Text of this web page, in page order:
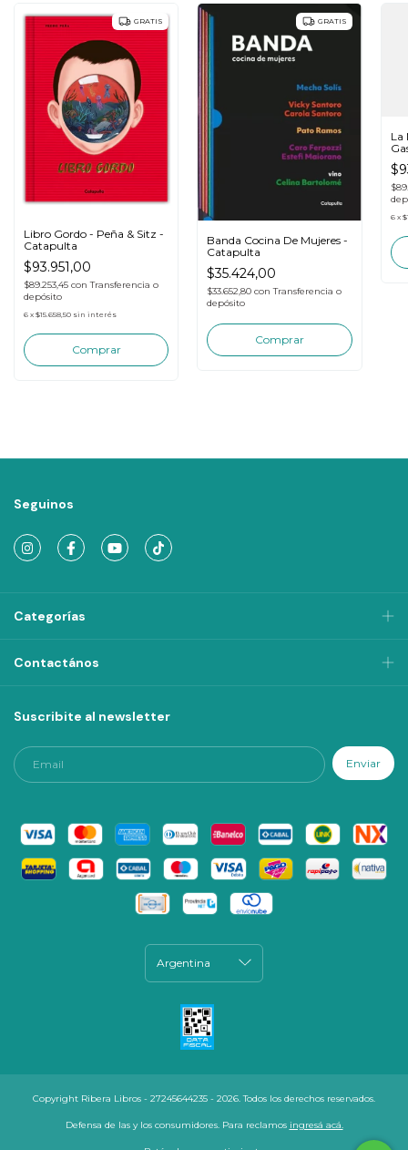
GRATIS
Libro Gordo - Peña & Sitz -
Catapulta
$93.951,00
$89.253,45 con Transferencia o
depósito
6 x $15.658,50 sin interés
GRATIS
Banda Cocina De Mujeres -
Catapulta
$35.424,00
$33.652,80con Transferencia o
depósito
La
6 x
Seguinos
Categorías
Contactános
Suscribite al newsletter
Copyright Ribera Libros - 27245644235 - 2026. Todos los derechos reservados.
Defensa de las y los consumidores. Para reclamos ingresá acá.